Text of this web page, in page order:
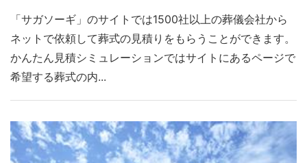
「サガソーギ」のサイトでは1500社以上の葬儀会社から
ネットで依頼して葬式の見積りをもらうことができます。
かんたん見積シミュレーションではサイトにあるページで
希望する葬式の内...